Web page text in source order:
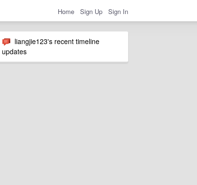
Home Sign Up Sign In
liangjie123's recent timeline
updates